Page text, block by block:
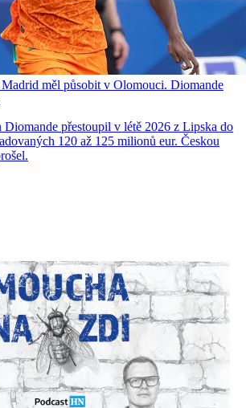
měl působit v Olomouci. Diomande
přestoupil v létě 2026 z Lipska do
120 až 125 milionů eur. Českou